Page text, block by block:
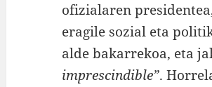
ofizialaren
eragile sozial eta
alde bakarrekoa, eta
imprescindible”.